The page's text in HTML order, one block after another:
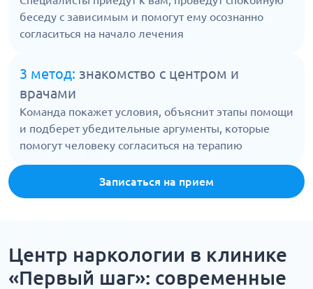
беседу с зависимым и помогут ему осознанно
согласиться на начало лечения
3 метод: знакомство с центром и
врачами
Команда покажет условия, объяснит этапы помощи
и подберет убедительные аргументы, которые
помогут человеку согласиться на терапию
Записаться на прием
Центр наркологии в клинике
«Первый шаг»: cовременные